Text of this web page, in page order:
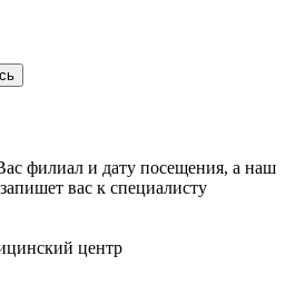
филиал и дату посещения, а наш
вас к специалисту
центр